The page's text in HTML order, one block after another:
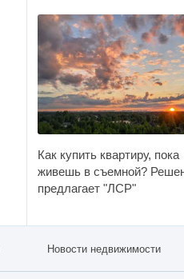
Как купить квартиру, пока
живешь в съемной?
предлагает "ЛСР"
Новости недвижимости